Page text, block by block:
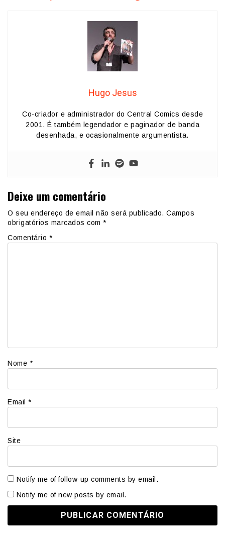
Hugo Jesus
Co-criador e administrador do Central Comics desde
2001. É também legendador e paginador de banda
desenhada, e ocasionalmente argumentista.
Deixe um comentário
O seu endereço de email não será publicado. Campos
obrigatórios marcados com *
Comentário *
Nome *
Email *
Site
Notify me of follow-up comments by email.
Notify me of new posts by email.